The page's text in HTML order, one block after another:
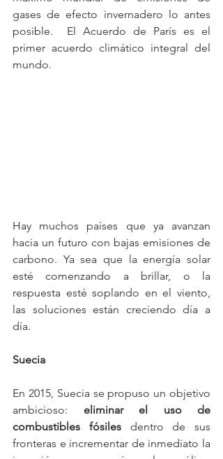
gases de efecto invernadero lo antes
posible.  El Acuerdo de París es el
primer acuerdo climático integral del
mundo.
Hay muchos países que ya avanzan
hacia un futuro con bajas emisiones de
carbono. Ya sea que la energía solar
esté comenzando a brillar, o la
respuesta esté soplando en el viento,
las soluciones están creciendo día a
día.
Suecia
En 2015, Suecia se propuso un objetivo
ambicioso: eliminar el uso de
combustibles fósiles dentro de sus
fronteras e incrementar de inmediato la